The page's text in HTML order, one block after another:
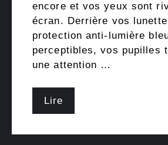
encore et vos yeux sont
écran. Derrière vos
protection anti-lumière
perceptibles, vos pupilles
une attention …
Lire